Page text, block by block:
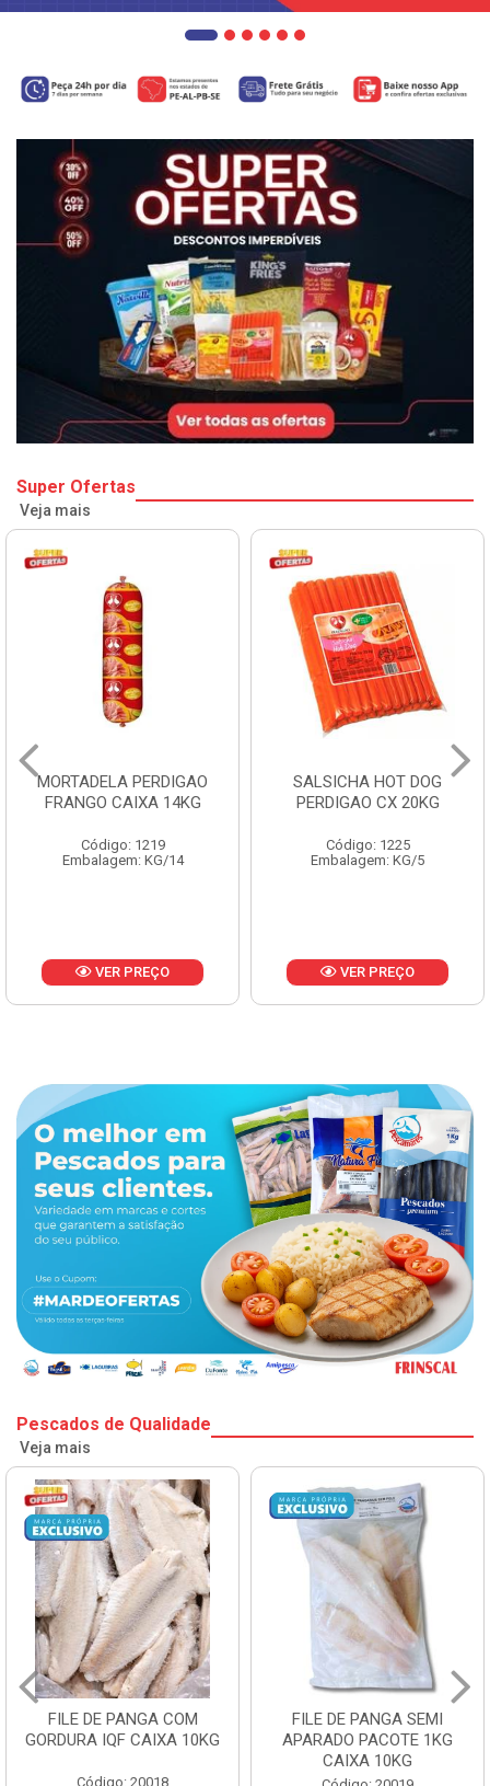
Super Ofertas
Veja mais
SALSICHA HOT DOG
PERDIGAO CX 20KG
Código: 1225
Embalagem: KG/5
VER PREÇO
PERNIL SUINO C/OSSO
Código: 12301
Pescados de Qualidade
Veja mais
FILE DE PANGA SEMI
APARADO PACOTE 1KG
CAIXA 10KG
POLACA DESFIADA
PESCAMARES PCT5KG
CX10KG